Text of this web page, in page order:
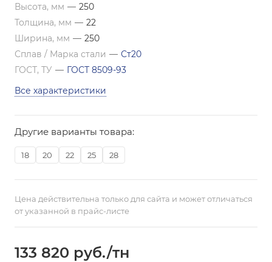
Высота, мм — 250
Толщина, мм — 22
Ширина, мм — 250
Сплав / Марка стали — Ст20
ГОСТ, ТУ — ГОСТ 8509-93
Все характеристики
Другие варианты товара:
18 20 22 25 28
Цена действительна только для сайта и может отличаться
от указанной в прайс-листе
133 820 руб./тн